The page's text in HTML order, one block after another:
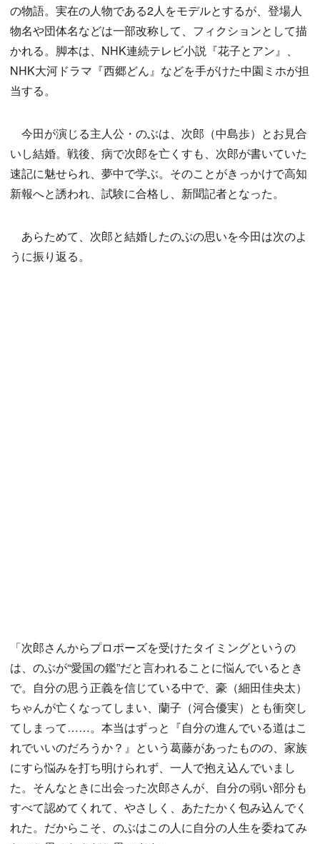
の物語。実在の人物である2人をモデルとするが、登場人
物名や団体名などは一部改称して、フィクションとして描
かれる。脚本は、NHK連続テレビ小説『花子とアン』、
NHK大河ドラマ『西郷どん』などを手がけた中園ミホが担
当する。
今田が演じる主人公・のぶは、次郎（中島歩）とお見合
いし結婚。戦後、病で次郎を亡くすも、次郎が書いていた
速記に魅せられ、夢中で学ぶ。そのことがきっかけで高知
新報へと誘われ、試験に合格し、新聞記者となった。
あらためて、次郎と結婚したのぶの思いを今田は次のよ
うに振り返る。
「次郎さんからプロポーズを受けたタイミングというの
は、のぶが“愛国の鑑”だと言われることに悩んでいるとき
で。自分の思う正義を信じている中で、豪（細田佳央太）
ちゃんが亡くなってしまい、蘭子（河合優実）とも衝突し
てしまって……。本当はずっと『自分の進んでいる道はこ
れでいいのだろうか？』という葛藤があったものの、家族
にすら悩みを打ち明けられず、一人で抱え込んでいまし
た。そんなときに出会った次郎さんが、自分の弱い部分も
すべて認めてくれて、やさしく、あたたかく包み込んでく
れた。だからこそ、のぶはこの人に自分の人生を委ねてみ